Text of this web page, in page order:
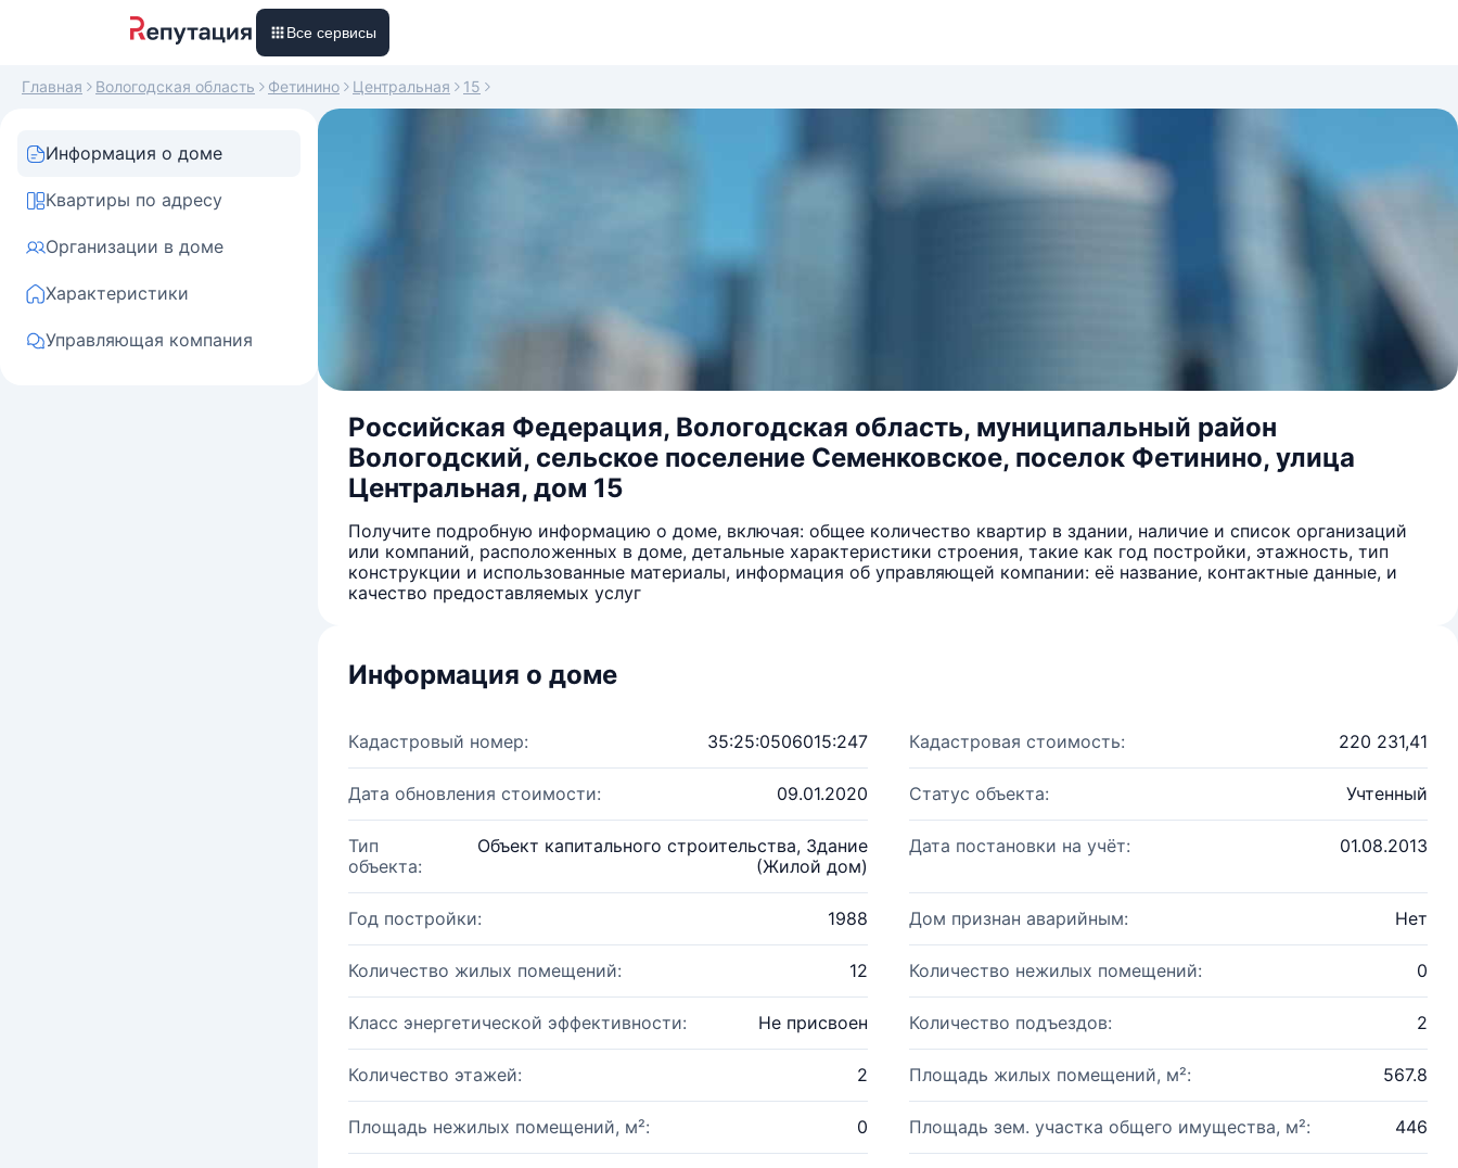
Все сервисы
Главная Вологодская область Фетинино Центральная 15
Информация о доме
Квартиры по адресу
Организации в доме
Характеристики
Управляющая компания
Российская Федерация, Вологодская область, муниципальный район
Вологодский, сельское поселение Семенковское, поселок Фетинино, улица
Центральная, дом 15
Получите подробную информацию о доме, включая: общее количество квартир в здании, наличие и список организаций
или компаний, расположенных в доме, детальные характеристики строения, такие как год постройки, этажность, тип
конструкции и использованные материалы, информация об управляющей компании: её название, контактные данные, и
качество предоставляемых услуг
Информация о доме
Кадастровый номер: 35:25:0506015:247 Кадастровая стоимость: 220 231,41
Дата обновления стоимости: 09.01.2020 Статус объекта: Учтенный
Тип
объекта:
Объект капитального строительства, Здание
(Жилой дом)
Дата постановки на учёт: 01.08.2013
Год постройки: 1988 Дом признан аварийным: Нет
Количество жилых помещений: 12 Количество нежилых помещений: 0
Класс энергетической эффективности: Не присвоен Количество подъездов: 2
Количество этажей: 2 Площадь жилых помещений, м²: 567.8
Площадь нежилых помещений, м²: 0 Площадь зем. участка общего имущества, м²: 446